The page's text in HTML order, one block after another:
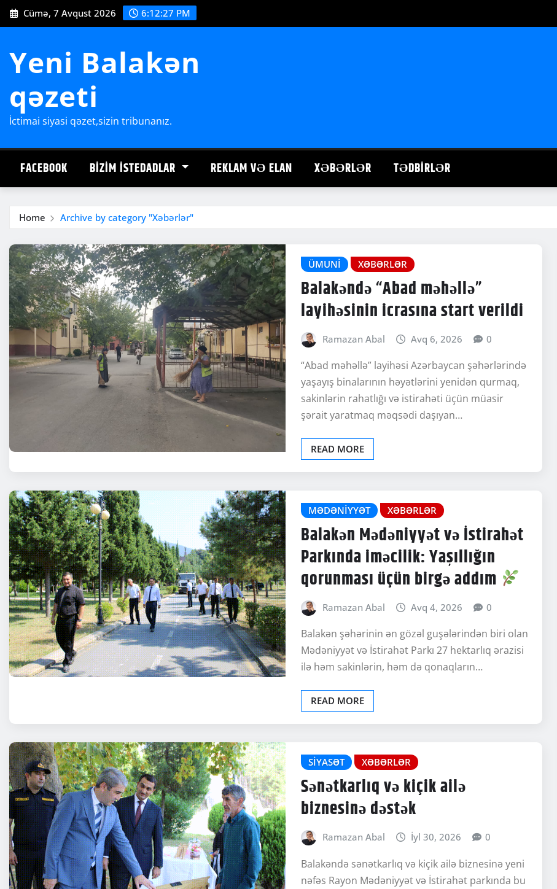
Skip
to
Cümə, 7 Avqust 2026 6:12:29 PM
Yeni Balakən
qəzeti
İctimai siyasi qəzet,sizin tribunanız.
FACEBOOK BIZIM İSTEDADLAR REKLAM VƏ ELAN XƏBƏRLƏR TƏDBIRLƏR
Home Archive by category "Xəbərlər"
ÜMUNI XƏBƏRLƏR
Balakəndə “Abad məhəllə”
layihəsinin icrasına start verildi
Ramazan Abal Avq 6, 2026 0
“Abad məhəllə” layihəsi Azərbaycan şəhərlərində
yaşayış binalarının həyətlərini yenidən qurmaq,
sakinlərin rahatlığı və istirahəti üçün müasir
şərait yaratmaq məqsədi daşıyan…
READ MORE
MƏDƏNIYYƏT XƏBƏRLƏR
Balakən Mədəniyyət və İstirahət
Parkında iməcilik: Yaşıllığın
qorunması üçün birgə addım
Ramazan Abal Avq 4, 2026 0
Balakən şəhərinin ən gözəl guşələrindən biri olan
Mədəniyyət və İstirahət Parkı 27 hektarlıq ərazisi
ilə həm sakinlərin, həm də qonaqların…
READ MORE
SIYASƏT XƏBƏRLƏR
Sənətkarlıq və kiçik ailə
biznesinə dəstək
Ramazan Abal İyl 30, 2026 0
Balakəndə sənətkarlıq və kiçik ailə biznesinə yeni
nəfəs Rayon Mədəniyyət və İstirahət parkında bu